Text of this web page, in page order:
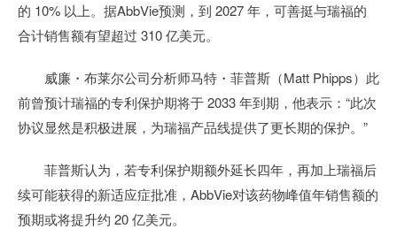
的 10% 以上。据AbbVie预测，到 2027 年，可善挺与瑞福的
合计销售额有望超过 310 亿美元。
威廉・布莱尔公司分析师马特・菲普斯（Matt Phipps）此
前曾预计瑞福的专利保护期将于 2033 年到期，他表示：“此次
协议显然是积极进展，为瑞福产品线提供了更长期的保护。”
菲普斯认为，若专利保护期额外延长四年，再加上瑞福后
续可能获得的新适应症批准，AbbVie对该药物峰值年销售额的
预期或将提升约 20 亿美元。